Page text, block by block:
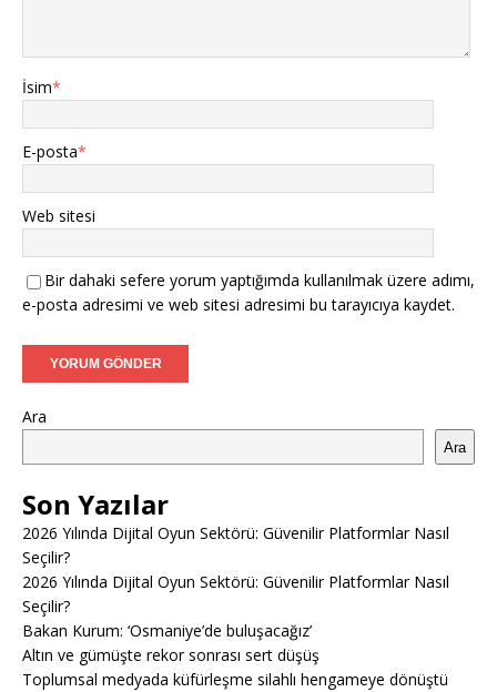
İsim*
E-posta*
Web sitesi
Bir dahaki sefere yorum yaptığımda kullanılmak üzere adımı,
e-posta adresimi ve web sitesi adresimi bu tarayıcıya kaydet.
Ara
Ara
Son Yazılar
2026 Yılında Dijital Oyun Sektörü: Güvenilir Platformlar Nasıl
Seçilir?
2026 Yılında Dijital Oyun Sektörü: Güvenilir Platformlar Nasıl
Seçilir?
Bakan Kurum: ‘Osmaniye’de buluşacağız’
Altın ve gümüşte rekor sonrası sert düşüş
Toplumsal medyada küfürleşme silahlı hengameye dönüştü